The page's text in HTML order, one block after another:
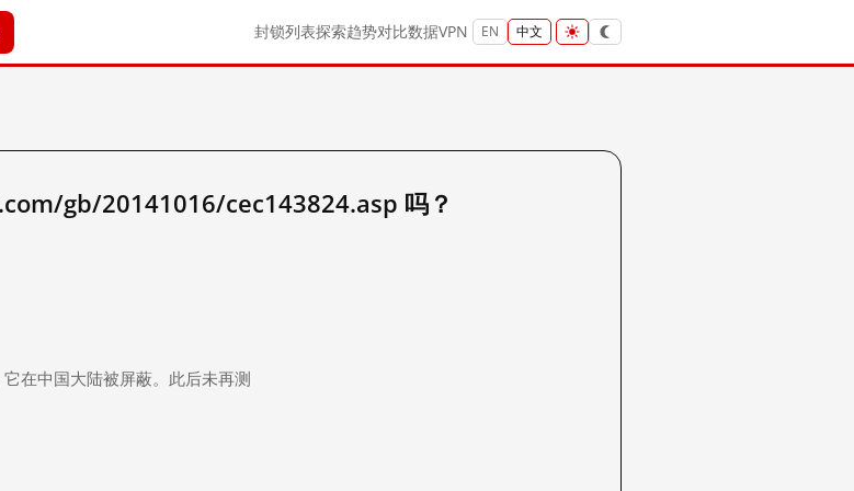
封锁列表探索趋势对比数据VPN EN 中文
gb/20141016/cec143824.asp 吗？
在中国大陆被屏蔽。此后未再测